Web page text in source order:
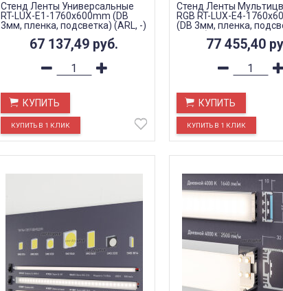
Стенд Ленты Универсальные
RT-LUX-E1-1760x600mm (DB
3мм, пленка, подсветка) (ARL, -)
67 137,49 руб.
КУПИТЬ
Стенд Ленты
RGB RT-LUX-E4-
(DB 3мм, пленка,
77 455,40
КУПИТЬ